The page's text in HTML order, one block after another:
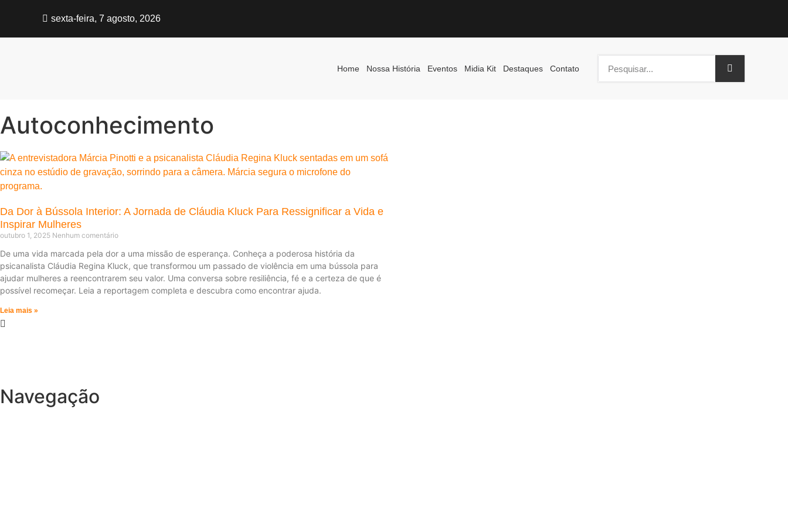
sexta-feira, 7 agosto, 2026
Home Nossa História Eventos Midia Kit Destaques Contato
Autoconhecimento
Da Dor à Bússola Interior: A Jornada de Cláudia Kluck Para Ressignificar a Vida e
Inspirar Mulheres
outubro 1, 2025 Nenhum comentário
De uma vida marcada pela dor a uma missão de esperança. Conheça a poderosa história da
psicanalista Cláudia Regina Kluck, que transformou um passado de violência em uma bússola para
ajudar mulheres a reencontrarem seu valor. Uma conversa sobre resiliência, fé e a certeza de que é
possível recomeçar. Leia a reportagem completa e descubra como encontrar ajuda.
Leia mais »
Navegação